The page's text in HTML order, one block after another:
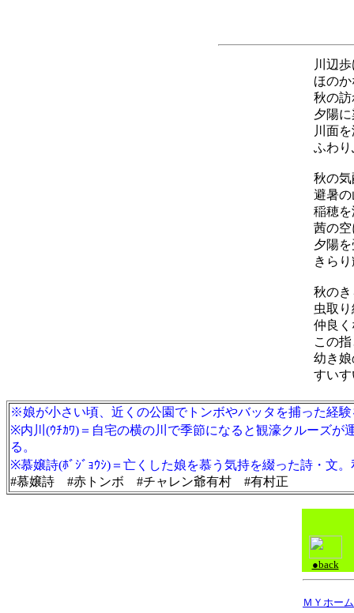
川辺
ほの
秋の
夕陽
川面
ふわ
秋の
避暑
稲穂
茜の
夕陽
きら
秋の
虫取
仲良
この
幼き
すい
※娘が小さい頃、近くの公園でトンボやバッタを捕った経
※内川(ｳﾁｶﾜ)＝自宅の横の川で季節になると観濠クルーズ
る。
※慕嬢詩(ﾎﾞｼﾞｮｳｼ)＝亡くした娘を慕う気持を綴った詩・文
#慕嬢詩 #赤トンボ #チャレン爺有村 #有村正
●back
ＭＹホー